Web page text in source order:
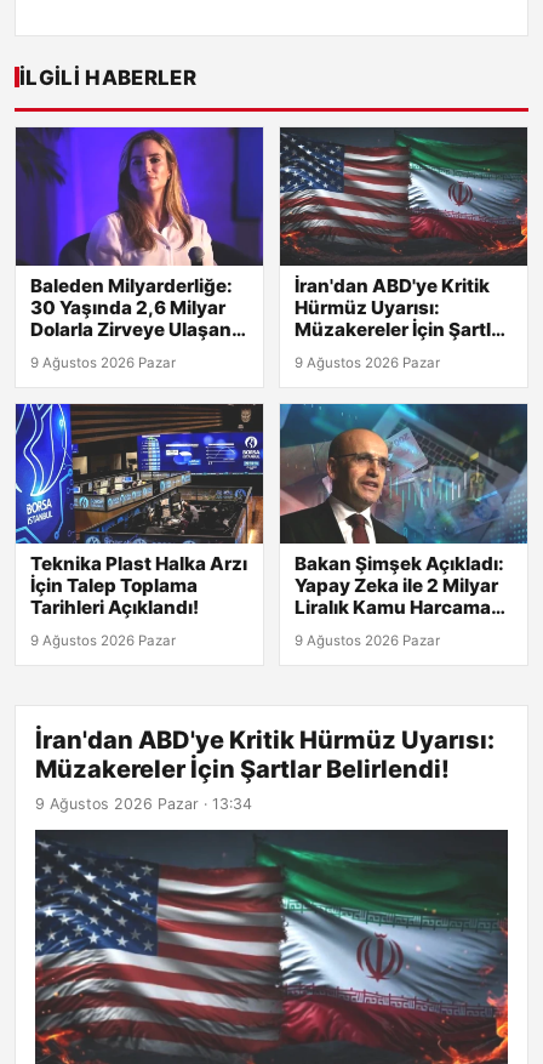
İLGILI HABERLER
Baleden Milyarderliğe:
30 Yaşında 2,6 Milyar
Dolarla Zirveye Ulaşan
Genç!
9 Ağustos 2026 Pazar
İran'dan ABD'ye Kritik
Hürmüz Uyarısı:
Müzakereler İçin Şartlar
Belirlendi!
9 Ağustos 2026 Pazar
Teknika Plast Halka Arzı
İçin Talep Toplama
Tarihleri Açıklandı!
9 Ağustos 2026 Pazar
Bakan Şimşek Açıkladı:
Yapay Zeka ile 2 Milyar
Liralık Kamu Harcama
Riski Belirlendi!
9 Ağustos 2026 Pazar
İran'dan ABD'ye Kritik Hürmüz Uyarısı:
Müzakereler İçin Şartlar Belirlendi!
9 Ağustos 2026 Pazar · 13:34